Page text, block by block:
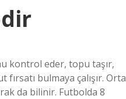
kontrol eder, topu taşır,
bulmaya çalışır. Orta
da bilinir. Futbolda 8